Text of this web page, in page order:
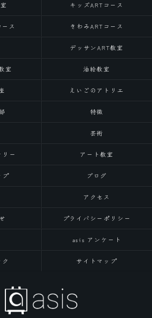
キッズARTコース
ス きわみARTコース
デッサンART教室
室 油絵教室
えいごのアトリエ
特徴
芸術
ー アート教室
プ ブログ
アクセス
プライバシーポリシー
asis アンケート
サイトマップ